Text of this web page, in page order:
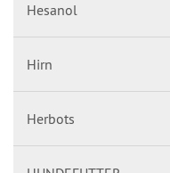
Hesanol
Hirn
Herbots